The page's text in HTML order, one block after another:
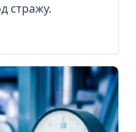
стражу.